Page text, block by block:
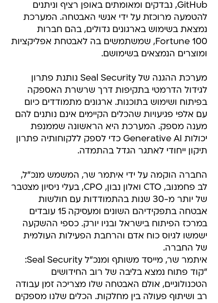
GitHub, נבדקים ומאומתים באופן רציף וניתנים
להטמעה מרוכזת על ידי אנשי האבטחה. המערכת
נמצאת בשימוש בארגונים גדולים, בהם חברות
Fortune 100, שמשתמשים בה לאבטחת אפליקציות
ומוצרים הנמצאים בשימושם.
מערכת ההגנה של Seal Security נותנת פתרון
לגידול הדרמטי בתקיפות דרך שרשרת האספקה
בפיתוח ושימוש בתוכנות. ארגונים מתמודדים כיום
עם אלפי פגיעויות שהכלים הקיימים אינם נותנים להם
מענה מספק. המערכת היא הראשונה שממנפת
יכולות Generative AI כדי לספק ללקוחותיה פתרון
תיקון ייחודי לאתגר הגדל בהתמדה.
החברה הוקמה על ידי איתמר שר, המשמש מנכ"ל,
לב פחמנוב, CTO ואלון נבון, CPO, בעלי ניסיון מצטבר
של יותר מ-30 שנות בהתמודדות עם חולשות
אבטחה בתפקידיהם השונים ומעסיקה 15 עובדים
במרכז הפיתוח בישראל ובניו יורק. כספי ההשקעה
ישמשו לגיוס כוח אדם והרחבת הפעילות העולמית
של החברה.
איתמר שר, מייסד משותף ומנכ"ל Seal Security:
"קוד פתוח נמצא בליבה של רוב החידושים
הטכנולוגיים, אולם האבטחה שלו מצריכה זמן עבודה
רב ושיתוף פעולה בין מחלקות. הכלים שלנו מספקים